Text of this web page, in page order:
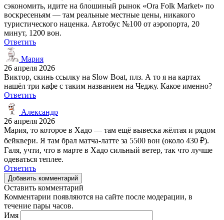
сэкономить, идите на блошиный рынок «Ora Folk Market» по
воскресеньям — там реальные местные цены, никакого
туристического наценка. Автобус №100 от аэропорта, 20
минут, 1200 вон.
Ответить
Мария
26 апреля 2026
Виктор, скинь ссылку на Slow Boat, плз. А то я на картах
нашёл три кафе с таким названием на Чеджу. Какое именно?
Ответить
Александр
26 апреля 2026
Мария, то которое в Хадо — там ещё вывеска жёлтая и рядом
бейквери. Я там брал матча-латте за 5500 вон (около 430 ₽).
Галя, учти, что в марте в Хадо сильный ветер, так что лучше
одеваться теплее.
Ответить
Добавить комментарий
Оставить комментарий
Комментарии появляются на сайте после модерации, в
течение пары часов.
Имя